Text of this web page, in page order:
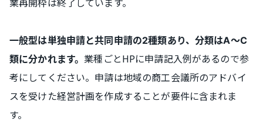
一般型は単独申請と共同申請の2種類あり、分類はA～C
類に分かれます。業種ごとHPに申請記入例があるので参
考にしてください。申請は地域の商工会議所のアドバイ
スを受けた経営計画を作成することが要件に含まれま
す。